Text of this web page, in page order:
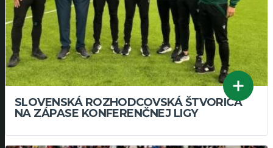
SLOVENSKÁ ROZHODCOVSKÁ ŠTVORICA
NA ZÁPASE KONFERENČNEJ LIGY